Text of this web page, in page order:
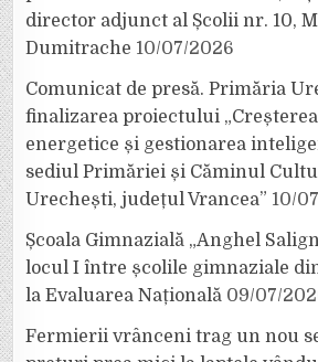
director adjunct al Școlii nr. 10,
Dumitrache 10/07/2026
Comunicat de presă. Primăria
finalizarea proiectului
energetice și gestionarea
sediul Primăriei și Căminul
Urechești, județul Vrancea” 10/
Școala Gimnazială „Anghel
locul I între școlile gimnaziale
la Evaluarea Națională 09/07/
Fermierii vrânceni trag un nou